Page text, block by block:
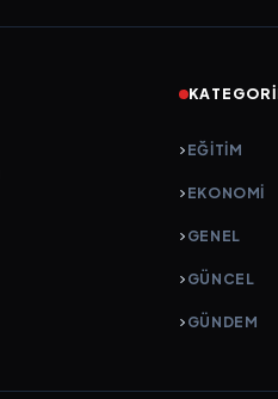
EĞITIM
EKONOMI
GENEL
GÜNCEL
GÜNDEM